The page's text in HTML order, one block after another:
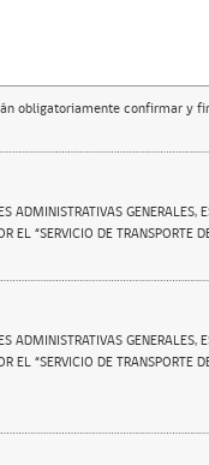
obligatoriamente confirmar y
GENERALES,
“SERVICIO DE TRANSPORTE
GENERALES,
“SERVICIO DE TRANSPORTE